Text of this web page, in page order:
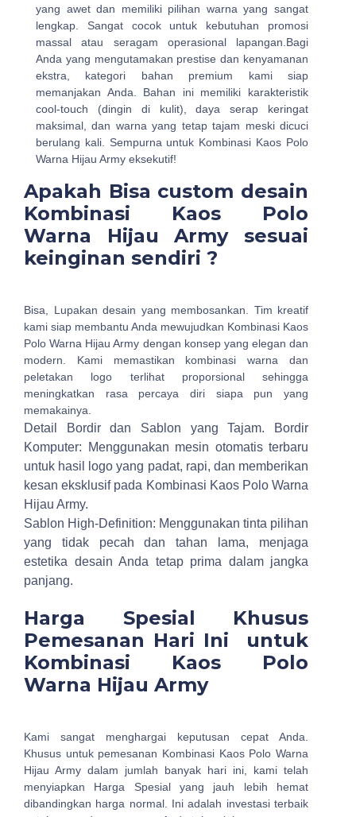
yang awet dan memiliki pilihan warna yang sangat
lengkap. Sangat cocok untuk kebutuhan promosi
massal atau seragam operasional lapangan.Bagi
Anda yang mengutamakan prestise dan kenyamanan
ekstra, kategori bahan premium kami siap
memanjakan Anda. Bahan ini memiliki karakteristik
cool-touch (dingin di kulit), daya serap keringat
maksimal, dan warna yang tetap tajam meski dicuci
berulang kali. Sempurna untuk Kombinasi Kaos Polo
Warna Hijau Army eksekutif!
Apakah Bisa custom desain
Kombinasi Kaos Polo
Warna Hijau Army sesuai
keinginan sendiri ?
Bisa, Lupakan desain yang membosankan. Tim kreatif
kami siap membantu Anda mewujudkan Kombinasi Kaos
Polo Warna Hijau Army dengan konsep yang elegan dan
modern. Kami memastikan kombinasi warna dan
peletakan logo terlihat proporsional sehingga
meningkatkan rasa percaya diri siapa pun yang
memakainya.
Detail Bordir dan Sablon yang Tajam.
Bordir
Komputer: Menggunakan mesin otomatis terbaru
untuk hasil logo yang padat, rapi, dan memberikan
kesan eksklusif pada Kombinasi Kaos Polo Warna
Hijau Army.
Sablon High-Definition: Menggunakan tinta pilihan
yang tidak pecah dan tahan lama, menjaga
estetika desain Anda tetap prima dalam jangka
panjang.
Harga Spesial Khusus
Pemesanan Hari Ini untuk
Kombinasi Kaos Polo
Warna Hijau Army
Kami sangat menghargai keputusan cepat Anda.
Khusus untuk pemesanan Kombinasi Kaos Polo Warna
Hijau Army dalam jumlah banyak hari ini, kami telah
menyiapkan Harga Spesial yang jauh lebih hemat
dibandingkan harga normal. Ini adalah investasi terbaik